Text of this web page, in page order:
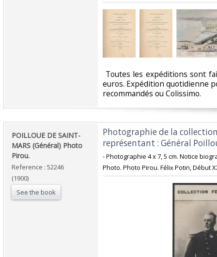
Toutes les expéditions sont
euros. Expédition quotidienne
recommandés ou Colissimo. ‎
‎POILLOUE DE SAINT-
MARS (Général) Photo
Pirou.‎
Reference : 52246
(1900)
See the book
‎Photographie de la
représentant : Général
‎- Photographie 4 x 7, 5 cm. Notice
‎Photo. Photo Pirou. Félix Potin, Début